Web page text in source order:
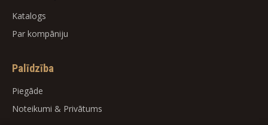
Katalogs
Par kompāniju
Palīdzība
Piegāde
Noteikumi & Privātums